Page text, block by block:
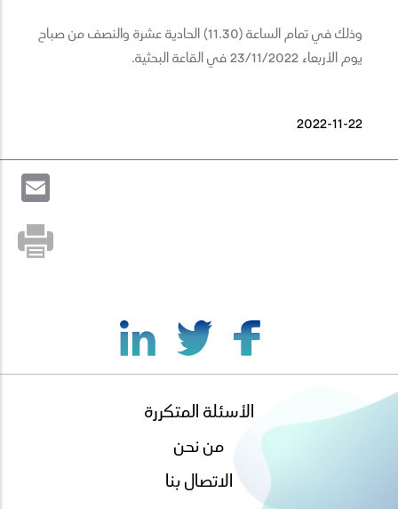
وذلك في تمام الساعة (11.30) الحادية عشرة والنصف من صباح
يوم الأربعاء 23/11/2022 في القاعة البحثية.
2022-11-22
footer
الأسئلة المتكررة
من نحن
الاتصال بنا